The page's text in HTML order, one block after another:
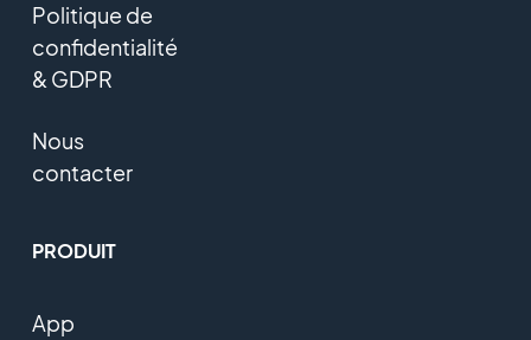
Politique de
confidentialité
& GDPR
Nous
contacter
PRODUIT
App